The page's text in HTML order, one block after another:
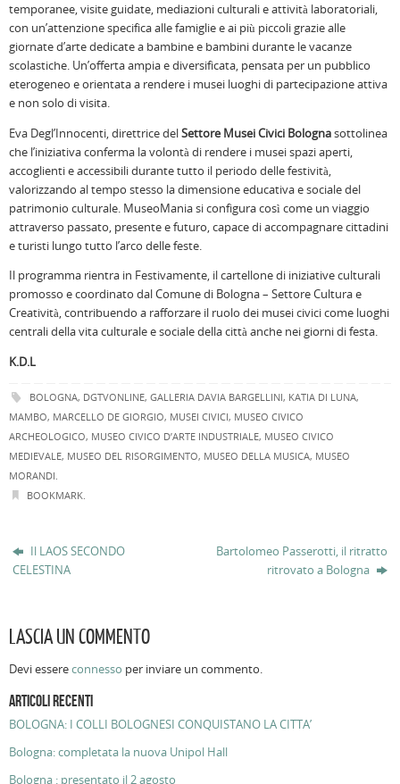
temporanee, visite guidate, mediazioni culturali e attività laboratoriali,
con un’attenzione specifica alle famiglie e ai più piccoli grazie alle
giornate d’arte dedicate a bambine e bambini durante le vacanze
scolastiche. Un’offerta ampia e diversificata, pensata per un pubblico
eterogeneo e orientata a rendere i musei luoghi di partecipazione attiva
e non solo di visita.
Eva Degl’Innocenti, direttrice delSettore Musei Civici Bolognasottolinea
che l’iniziativa conferma la volontà di rendere i musei spazi aperti,
accoglienti e accessibili durante tutto il periodo delle festività,
valorizzando al tempo stesso la dimensione educativa e sociale del
patrimonio culturale. MuseoMania si configura così come un viaggio
attraverso passato, presente e futuro, capace di accompagnare cittadini
e turisti lungo tutto l’arco delle feste.
Il programma rientra in Festivamente, il cartellone di iniziative culturali
promosso e coordinato dal Comune di Bologna – Settore Cultura e
Creatività, contribuendo a rafforzare il ruolo dei musei civici come luoghi
centrali della vita culturale e sociale della città anche nei giorni di festa.
K.D.L
BOLOGNA, DGTVONLINE, GALLERIA DAVIA BARGELLINI, KATIA DI LUNA,
MAMBO, MARCELLO DE GIORGIO, MUSEI CIVICI, MUSEO CIVICO
ARCHEOLOGICO, MUSEO CIVICO D’ARTE INDUSTRIALE, MUSEO CIVICO
MEDIEVALE, MUSEO DEL RISORGIMENTO, MUSEO DELLA MUSICA, MUSEO
MORANDI.
BOOKMARK.
Il LAOS SECONDO
CELESTINA
Bartolomeo Passerotti, il ritratto
ritrovato a Bologna
LASCIA UN COMMENTO
Devi essereconnesso per inviare un commento.
ARTICOLI RECENTI
BOLOGNA: I COLLI BOLOGNESI CONQUISTANO LA CITTA’
Bologna: completata la nuova Unipol Hall
Bologna : presentato il 2 agosto